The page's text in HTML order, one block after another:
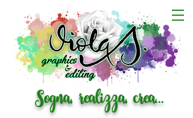
Sogna, realizza, crea...